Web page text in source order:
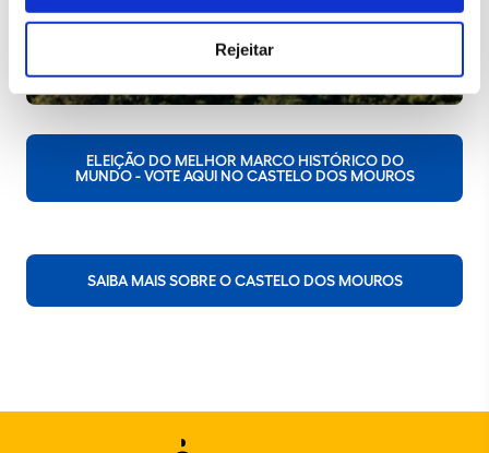
Rejeitar
ELEIÇÃO DO MELHOR MARCO HISTÓRICO DO
MUNDO - VOTE AQUI NO CASTELO DOS MOUROS
SAIBA MAIS SOBRE O CASTELO DOS MOUROS